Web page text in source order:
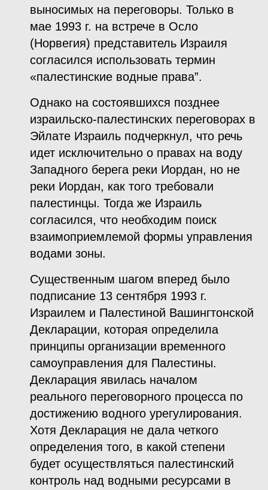
выносимых на переговоры. Только в
мае 1993 г. на встрече в Осло
(Норвегия) представитель Израиля
согласился использовать термин
«палестинские водные права”.
Однако на состоявшихся позднее
израильско-палестинских переговорах в
Эйлате Израиль подчеркнул, что речь
идет исключительно о правах на воду
Западного берега реки Иордан, но не
реки Иордан, как того требовали
палестинцы. Тогда же Израиль
согласился, что необходим поиск
взаимоприемлемой формы управления
водами зоны.
Существенным шагом вперед было
подписание 13 сентября 1993 г.
Израилем и Палестиной Вашингтонской
Декларации, которая определила
принципы организации временного
самоуправления для Палестины.
Декларация явилась началом
реального переговорного процесса по
достижению водного урегулирования.
Хотя Декларация не дала четкого
определения того, в какой степени
будет осуществляться палестинский
контроль над водными ресурсами в